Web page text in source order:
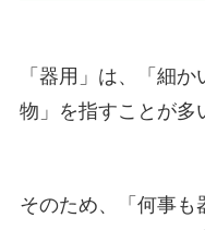
「器用」は、「細
物」を指すことが多
そのため、「何事も